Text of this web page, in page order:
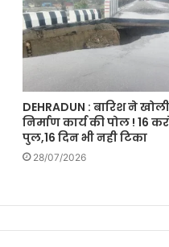
DEHRADUN : बारिश ने खोली
निर्माण कार्य की पोल ! 16
पुल,16 दिन भी नही टिका
28/07/2026